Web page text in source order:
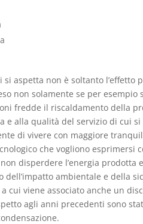
si aspetta non è soltanto
non solamente se per
fredde il riscaldamento della
e alla qualità del servizio di cui
di vivere con maggiore
che vogliono
disperdere l’energia
ambientale e della
cui viene associato anche un
agli anni precedenti sono